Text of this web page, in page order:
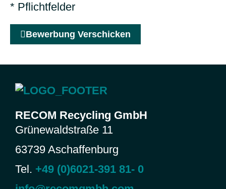
* Pflichtfelder
Bewerbung Verschicken
RECOM Recycling GmbH
Grünewaldstraße 11
63739 Aschaffenburg
Tel. +49 (0)6021-391 81- 0